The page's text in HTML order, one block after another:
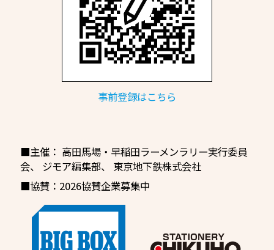
事前登録はこちら
■主催： 高田馬場・早稲田ラーメンラリー実行委員
会、 ジモア編集部、
東京地下鉄株式会社
■協賛：2026協賛企業募集中